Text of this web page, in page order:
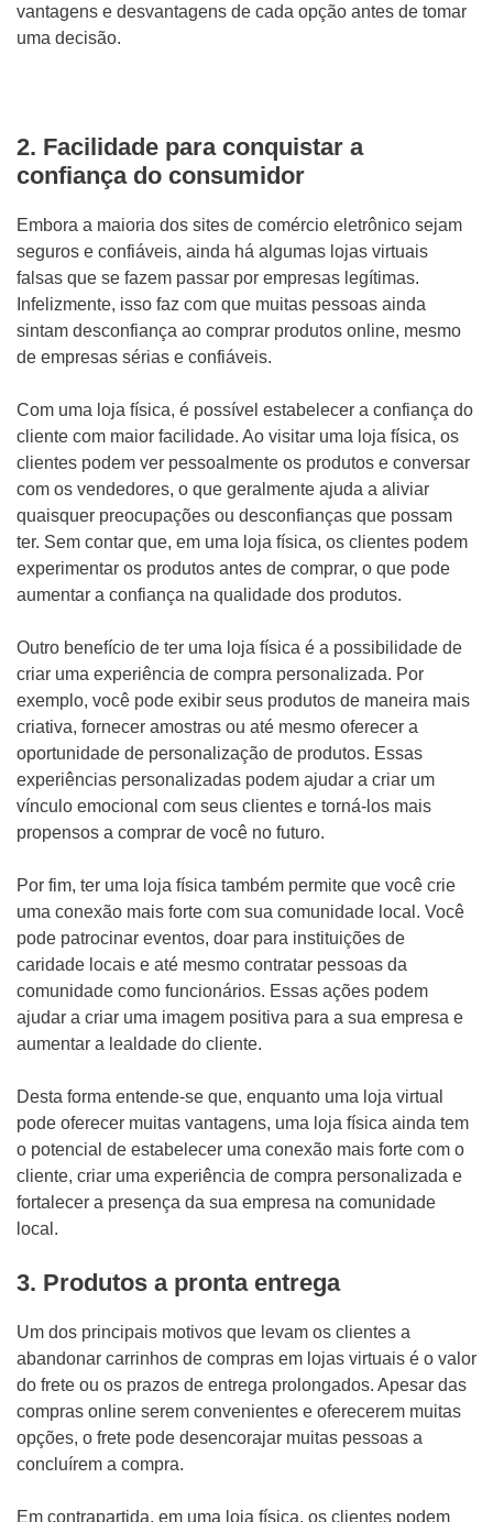
vantagens e desvantagens de cada opção antes de tomar
uma decisão.
2. Facilidade para conquistar a
confiança do consumidor
Embora a maioria dos sites de comércio eletrônico sejam
seguros e confiáveis, ainda há algumas lojas virtuais
falsas que se fazem passar por empresas legítimas.
Infelizmente, isso faz com que muitas pessoas ainda
sintam desconfiança ao comprar produtos online, mesmo
de empresas sérias e confiáveis.
Com uma loja física, é possível estabelecer a confiança do
cliente com maior facilidade. Ao visitar uma loja física, os
clientes podem ver pessoalmente os produtos e conversar
com os vendedores, o que geralmente ajuda a aliviar
quaisquer preocupações ou desconfianças que possam
ter. Sem contar que, em uma loja física, os clientes podem
experimentar os produtos antes de comprar, o que pode
aumentar a confiança na qualidade dos produtos.
Outro benefício de ter uma loja física é a possibilidade de
criar uma experiência de compra personalizada. Por
exemplo, você pode exibir seus produtos de maneira mais
criativa, fornecer amostras ou até mesmo oferecer a
oportunidade de personalização de produtos. Essas
experiências personalizadas podem ajudar a criar um
vínculo emocional com seus clientes e torná-los mais
propensos a comprar de você no futuro.
Por fim, ter uma loja física também permite que você crie
uma conexão mais forte com sua comunidade local. Você
pode patrocinar eventos, doar para instituições de
caridade locais e até mesmo contratar pessoas da
comunidade como funcionários. Essas ações podem
ajudar a criar uma imagem positiva para a sua empresa e
aumentar a lealdade do cliente.
Desta forma entende-se que, enquanto uma loja virtual
pode oferecer muitas vantagens, uma loja física ainda tem
o potencial de estabelecer uma conexão mais forte com o
cliente, criar uma experiência de compra personalizada e
fortalecer a presença da sua empresa na comunidade
local.
3. Produtos a pronta entrega
Um dos principais motivos que levam os clientes a
abandonar carrinhos de compras em lojas virtuais é o valor
do frete ou os prazos de entrega prolongados. Apesar das
compras online serem convenientes e oferecerem muitas
opções, o frete pode desencorajar muitas pessoas a
concluírem a compra.
Em contrapartida, em uma loja física, os clientes podem